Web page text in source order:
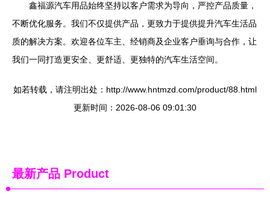
鑫福源汽车用品始终坚持以客户需求为导向，严控产品质量，
不断优化服务。我们不仅提供产品，更致力于提供提升汽车生活品
质的解决方案。欢迎各位车主、经销商及企业客户垂询与合作，让
我们一同打造更安全、更舒适、更独特的汽车生活空间。
如若转载，请注明出处：http://www.hntmzd.com/product/88.html
更新时间：2026-08-06 09:01:30
最新产品 Product